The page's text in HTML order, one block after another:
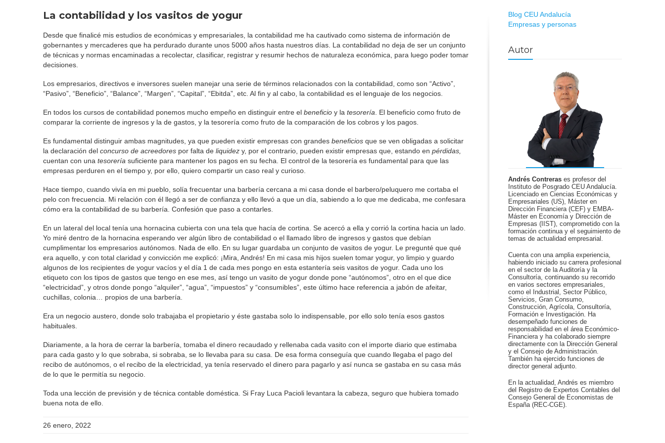
La contabilidad y los vasitos de yogur
Desde que finalicé mis estudios de económicas y empresariales, la contabilidad me ha cautivado como sistema de información de
gobernantes y mercaderes que ha perdurado durante unos 5000 años hasta nuestros días. La contabilidad no deja de ser un conjunto
de técnicas y normas encaminadas a recolectar, clasificar, registrar y resumir hechos de naturaleza económica, para luego poder tomar
decisiones.
Los empresarios, directivos e inversores suelen manejar una serie de términos relacionados con la contabilidad, como son “Activo”,
“Pasivo”, “Beneficio”, “Balance”, “Margen”, “Capital”, “Ebitda”, etc. Al fin y al cabo, la contabilidad es el lenguaje de los negocios.
En todos los cursos de contabilidad ponemos mucho empeño en distinguir entre el beneficio y la tesorería . El beneficio como fruto de
comparar la corriente de ingresos y la de gastos, y la tesorería como fruto de la comparación de los cobros y los pagos.
Es fundamental distinguir ambas magnitudes, ya que pueden existir empresas con grandes beneficios que se ven obligadas a solicitar
la declaración del concurso de acreedores por falta de liquidez y, por el contrario, pueden existir empresas que, estando en pérdidas,
cuentan con una tesorería suficiente para mantener los pagos en su fecha. El control de la tesorería es fundamental para que las
empresas perduren en el tiempo y, por ello, quiero compartir un caso real y curioso.
Hace tiempo, cuando vivía en mi pueblo, solía frecuentar una barbería cercana a mi casa donde el barbero/peluquero me cortaba el
pelo con frecuencia. Mi relación con él llegó a ser de confianza y ello llevó a que un día, sabiendo a lo que me dedicaba, me confesara
cómo era la contabilidad de su barbería. Confesión que paso a contarles.
En un lateral del local tenía una hornacina cubierta con una tela que hacía de cortina. Se acercó a ella y corrió la cortina hacia un lado.
Yo miré dentro de la hornacina esperando ver algún libro de contabilidad o el llamado libro de ingresos y gastos que debían
cumplimentar los empresarios autónomos. Nada de ello. En su lugar guardaba un conjunto de vasitos de yogur. Le pregunté que qué
era aquello, y con total claridad y convicción me explicó: ¡Mira, Andrés! En mi casa mis hijos suelen tomar yogur, yo limpio y guardo
algunos de los recipientes de yogur vacíos y el día 1 de cada mes pongo en esta estantería seis vasitos de yogur. Cada uno los
etiqueto con los tipos de gastos que tengo en ese mes, así tengo un vasito de yogur donde pone “autónomos”, otro en el que dice
“electricidad”, y otros donde pongo “alquiler”, “agua”, “impuestos” y “consumibles”, este último hace referencia a jabón de afeitar,
cuchillas, colonia… propios de una barbería.
Era un negocio austero, donde solo trabajaba el propietario y éste gastaba solo lo indispensable, por ello solo tenía esos gastos
habituales.
Diariamente, a la hora de cerrar la barbería, tomaba el dinero recaudado y rellenaba cada vasito con el importe diario que estimaba
para cada gasto y lo que sobraba, si sobraba, se lo llevaba para su casa. De esa forma conseguía que cuando llegaba el pago del
recibo de autónomos, o el recibo de la electricidad, ya tenía reservado el dinero para pagarlo y así nunca se gastaba en su casa más
de lo que le permitía su negocio.
Toda una lección de previsión y de técnica contable doméstica. Si Fray Luca Pacioli levantara la cabeza, seguro que hubiera tomado
buena nota de ello.
26 enero, 2022
Blog CEU Andalucía
Empresas y personas
Autor
Andrés Contreras es profesor del
Instituto de Posgrado CEU Andalucía.
Licenciado en Ciencias Económicas y
Empresariales (US), Máster en
Dirección Financiera (CEF) y EMBA-
Máster en Economía y Dirección de
Empresas (IIST), comprometido con la
formación continua y el seguimiento de
temas de actualidad empresarial.
Cuenta con una amplia experiencia,
habiendo iniciado su carrera profesional
en el sector de la Auditoría y la
Consultoría, continuando su recorrido
en varios sectores empresariales,
como el Industrial, Sector Público,
Servicios, Gran Consumo,
Construcción, Agrícola, Consultoría,
Formación e Investigación. Ha
desempeñado funciones de
responsabilidad en el área Económico-
Financiera y ha colaborado siempre
directamente con la Dirección General
y el Consejo de Administración.
También ha ejercido funciones de
director general adjunto.
En la actualidad, Andrés es miembro
del Registro de Expertos Contables del
Consejo General de Economistas de
España (REC-CGE).